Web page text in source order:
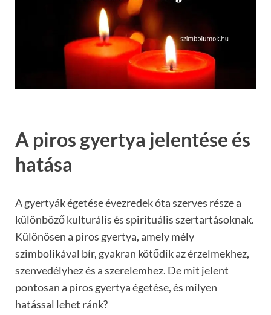
A piros gyertya jelentése és
hatása
A gyertyák égetése évezredek óta szerves része a
különböző kulturális és spirituális szertartásoknak.
Különösen a piros gyertya, amely mély
szimbolikával bír, gyakran kötődik az érzelmekhez,
szenvedélyhez és a szerelemhez. De mit jelent
pontosan a piros gyertya égetése, és milyen
hatással lehet ránk?